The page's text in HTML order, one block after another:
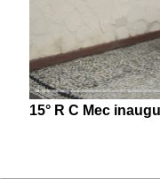
15° R C Mec